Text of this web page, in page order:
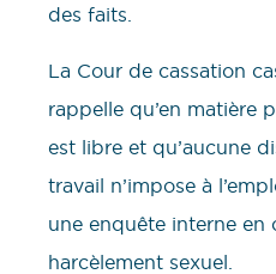
des faits.
La Cour de cassation
rappelle qu’en matière
est libre et qu’aucune
travail n’impose à
une enquête interne en
harcèlement sexuel.